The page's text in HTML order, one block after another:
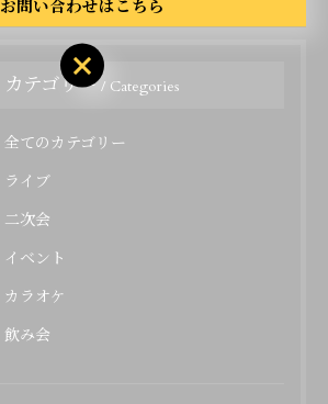
カテゴリー Categories
全てのカテゴリー
ライブ
二次会
イベント
カラオケ
飲み会